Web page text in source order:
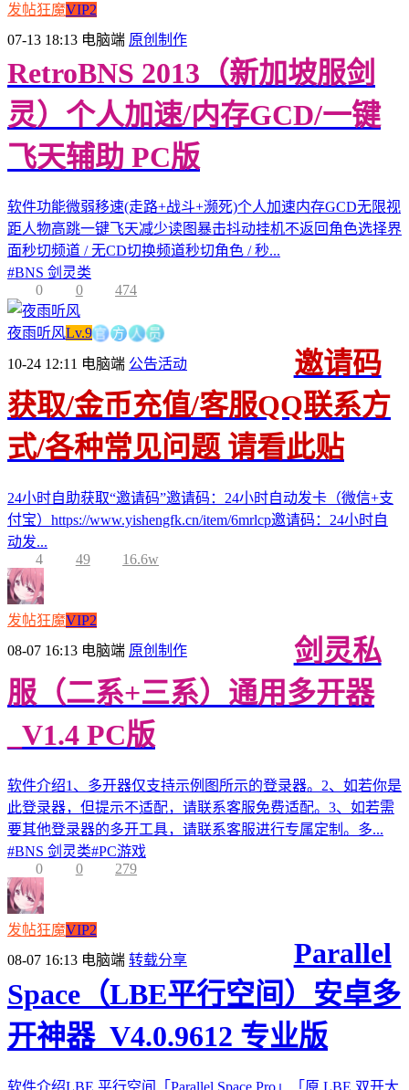
发帖狂魔VIP2
07-13 18:13 电脑端 原创制作
RetroBNS 2013（新加坡服剑
灵）个人加速/内存GCD/一键
飞天辅助 PC版
软件功能微弱移速(走路+战斗+濒死)个人加速内存GCD无限视
距人物高跳一键飞天减少读图暴击抖动挂机不返回角色选择界
面秒切频道 / 无CD切换频道秒切角色 / 秒...
#BNS 剑灵类
0
0 474
夜雨听风Lv.9官方人 员
10-24 12:11 电脑端 公告活动
邀请码
获取/金币充值/客服QQ联系方
式/各种常见问题 请看此贴
24小时自助获取“邀请码”邀请码：24小时自动发卡（微信+支
付宝）https://www.yishengfk.cn/item/6mrlcp邀请码：24小时自
动发...
4
49 16.6w
发帖狂魔VIP2
08-07 16:13 电脑端 原创制作
剑灵私
服（二系+三系）通用多开器
_V1.4 PC版
软件介绍1、多开器仅支持示例图所示的登录器。2、如若你是
此登录器，但提示不适配，请联系客服免费适配。3、如若需
要其他登录器的多开工具，请联系客服进行专属定制。多...
#BNS 剑灵类#PC游戏
0
0 279
发帖狂魔VIP2
08-07 16:13 电脑端 转载分享
Parallel
Space（LBE平行空间）安卓多
开神器_V4.0.9612 专业版
软件介绍LBE 平行空间「Parallel Space Pro」「原 LBE 双开大